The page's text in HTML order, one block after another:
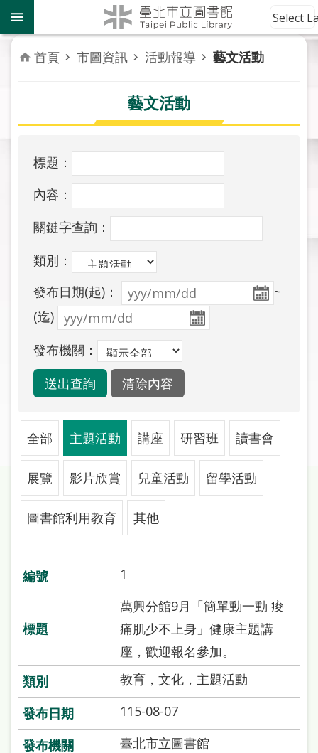
跳到主要內容區塊
到
館
資
訊
者
活
報
導
於
圖
申
常
見
問
答
加
市
圖
網
導
覽
閱
讀
Select
首頁 市圖資訊 活動報導 藝文活動
藝文活動
標題：
內容：
關鍵字查詢：
類別：
發布日期(起)：
~
(迄)
發布機關：
全部 主題活動 講座 研習班 讀書會
展覽 影片欣賞 兒童活動 留學活動
圖書館利用教育 其他
1
萬興分館9月「簡單動一動 痠
痛肌少不上身」健康主題講
座，歡迎報名參加。
教育，文化，主題活動
115-08-07
臺北市立圖書館